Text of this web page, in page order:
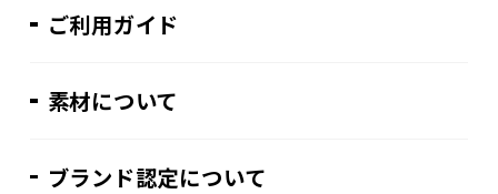
ご利用ガイド
素材について
ブランド認定について